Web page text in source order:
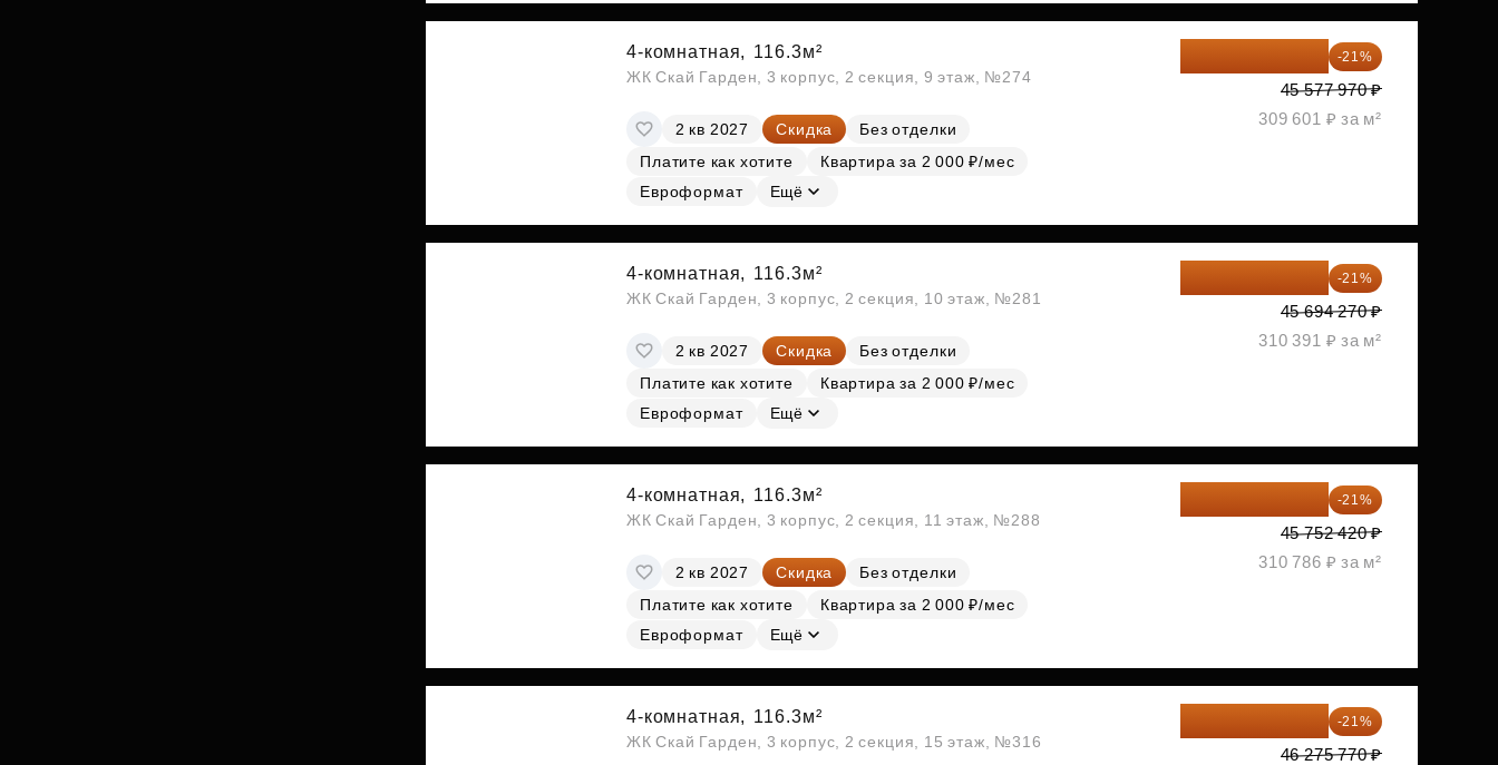
4-комнатная, 116.3м²
ЖК Скай Гарден, 3 корпус, 2 секция, 9 этаж, №274
2 кв 2027 Скидка
Без отделки
Платите как хотите
Квартира за 2 000 ₽/мес
Евроформат
Ещё
-21%
45 577 970 ₽
309 601 ₽ за м²
4-комнатная, 116.3м²
ЖК Скай Гарден, 3 корпус, 2 секция, 10 этаж, №281
2 кв 2027 Скидка
Без отделки
Платите как хотите
Квартира за 2 000 ₽/мес
Евроформат
Ещё
-21%
45 694 270 ₽
310 391 ₽ за м²
4-комнатная, 116.3м²
ЖК Скай Гарден, 3 корпус, 2 секция, 11 этаж, №288
2 кв 2027 Скидка
Без отделки
Платите как хотите
Квартира за 2 000 ₽/мес
Евроформат
Ещё
-21%
45 752 420 ₽
310 786 ₽ за м²
4-комнатная, 116.3м²
ЖК Скай Гарден, 3 корпус, 2 секция, 15 этаж, №316
-21%
46 275 770 ₽